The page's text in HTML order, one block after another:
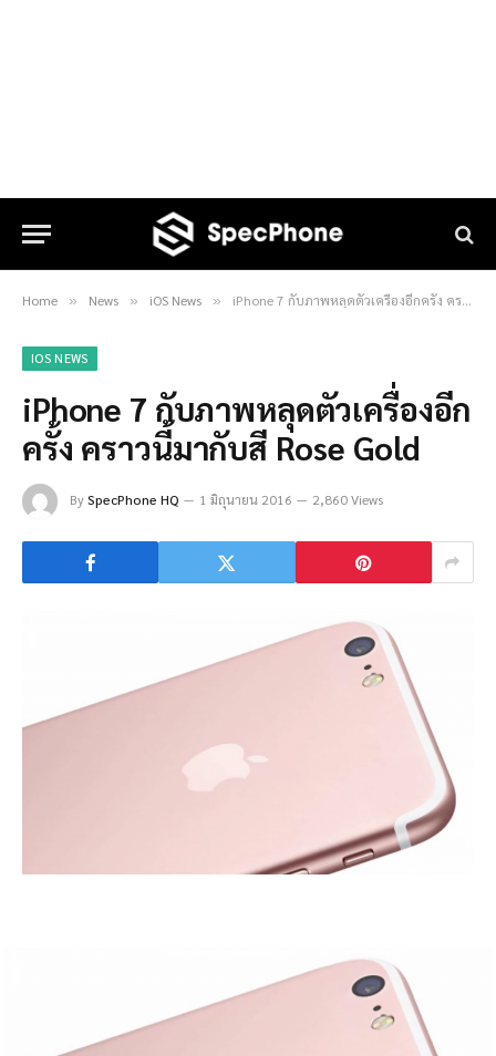
Home » News » iOS News » iPhone 7 กับภาพหลุดตัวเครื่องอีกครั้ง คราวนี้มากับสี Rose Gold
IOS NEWS
iPhone 7 กับภาพหลุดตัวเครื่องอีก
ครั้ง คราวนี้มากับสี Rose Gold
BySpecPhone HQ 1 มิถุนายน 2016 2,860 Views